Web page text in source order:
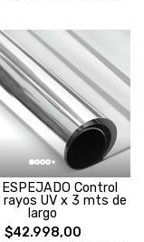
Control
rayos UV x 3 mts de
largo
$42.998,00